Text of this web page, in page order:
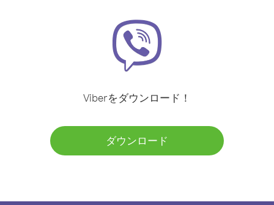
Viberをダウンロード！
ダウンロード